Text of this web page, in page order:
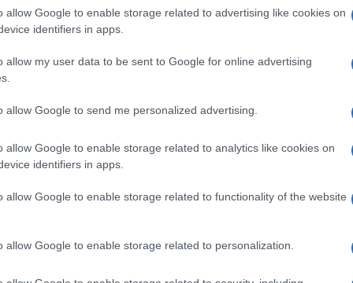
allow Google to enable storage related to advertising like cookies on
identifiers in apps.
allow my user data to be sent to Google for online advertising
allow Google to send me personalized advertising.
allow Google to enable storage related to analytics like cookies on
identifiers in apps.
allow Google to enable storage related to functionality of the website
allow Google to enable storage related to personalization.
Να μην ακούτε, να μην έχετε καμιάν
ο δικός σας πνευματικός Πατέρας εδώ
Κωνσταντινουπόλεως, είναι ο Οικουμενικός
εκκλησιάζονται «τόσο στοΜετόχι του
σε κάθε Ορθόδοξο Ναό στην Τουρκία».
είναι ο πνευματικός πατέρας όλων των
ζουν σε αυτή την πόλη, ανεξαρτήτως του
Ρουμάνοι, Ουκρανοί και ούτω καθεξής.
Ο
Πατριάρχης